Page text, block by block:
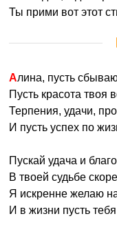
Ты прими вот этот
Алина, пусть
Пусть красота твоя
Терпения, удачи,
И пусть успех по
Пускай удача и
В твоей судьбе
Я искренне желаю
И в жизни пусть